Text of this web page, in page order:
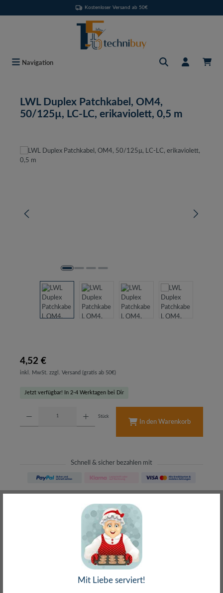
Kostenloser Versand ab 50€
Navigation
LWL Duplex Patchkabel, OM4,
50/125µ, LC-LC, erikaviolett, 0,5 m
Bildergalerie überspringen
4,52 €
inkl. MwSt. zzgl. Versand (gratis ab 50€)
Jetzt verfügbar! In 2-4 Werktagen bei Dir
Stück
In den Warenkorb
Schnell & sicher bezahlen mit
meist direkt aus Waiblingen
30 Tage Rückgaberecht
ohne Risiko bestellen
– Frag den Profi!
kostenlos und persönlich
Über 20+ Jahre Erfahrung
wir wissen von was wir sprechen
Mit Liebe serviert!